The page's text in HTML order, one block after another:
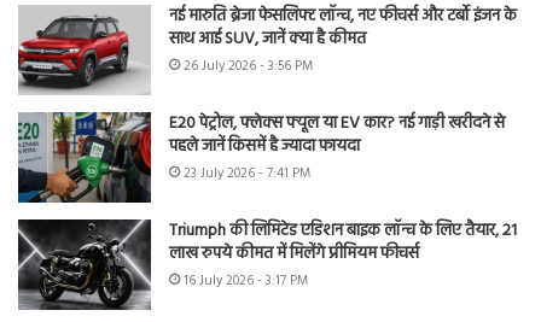
नई मारुति ब्रेजा फेसलिफ्ट लॉन्च, नए फीचर्स और टर्बो इंजन के
साथ आई SUV, जानें क्या है कीमत
26 July 2026 - 3:56 PM
E20 पेट्रोल, फ्लेक्स फ्यूल या EV कार? नई गाड़ी खरीदने से
पहले जानें किसमें है ज्यादा फायदा
23 July 2026 - 7:41 PM
Triumph की लिमिटेड एडिशन बाइक लॉन्च के लिए तैयार, 21
लाख रुपये कीमत में मिलेंगे प्रीमियम फीचर्स
16 July 2026 - 3:17 PM